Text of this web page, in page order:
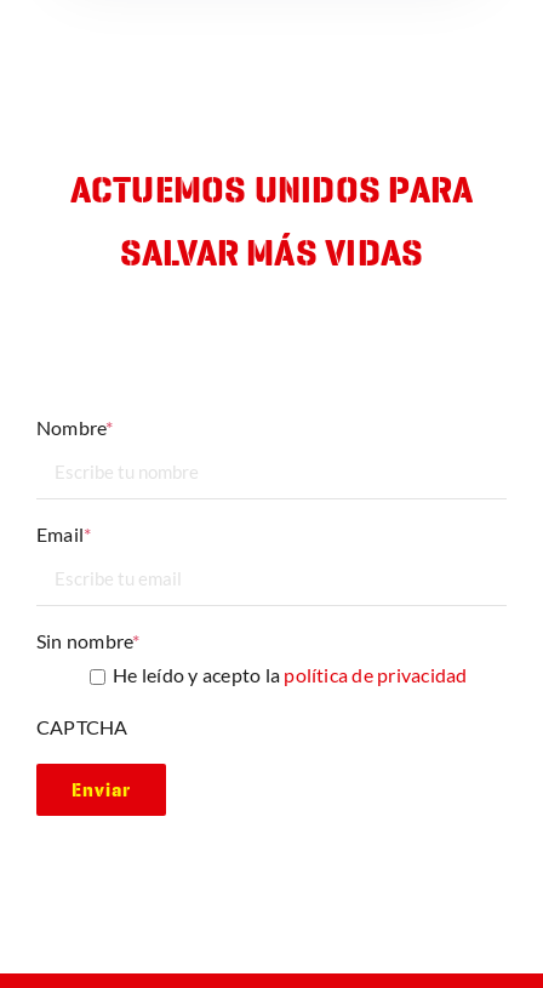
ACTUEMOS UNIDOS PARA
SALVAR MÁS VIDAS
Nombre*
Email*
Sin nombre*
He leído y acepto la política de privacidad
CAPTCHA